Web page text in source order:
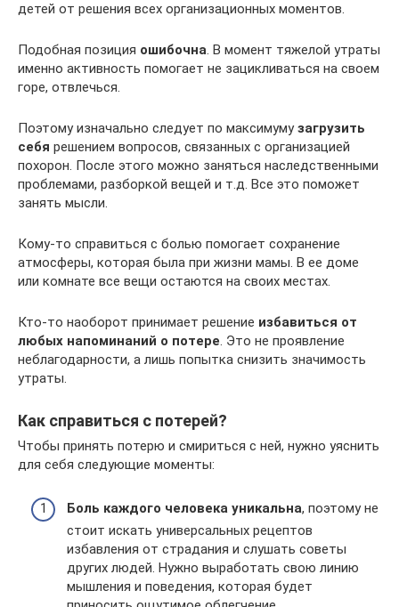
детей от решения всех организационных моментов.
Подобная позиция ошибочна. В момент тяжелой утраты
именно активность помогает не зацикливаться на своем
горе, отвлечься.
Поэтому изначально следует по максимумузагрузить
себя решением вопросов, связанных с организацией
похорон. После этого можно заняться наследственными
проблемами, разборкой вещей и т.д. Все это поможет
занять мысли.
Кому-то справиться с болью помогает сохранение
атмосферы, которая была при жизни мамы. В ее доме
или комнате все вещи остаются на своих местах.
Кто-то наоборот принимает решение избавиться от
любых напоминаний о потере. Это не проявление
неблагодарности, а лишь попытка снизить значимость
утраты.
Как справиться с потерей?
Чтобы принять потерю и смириться с ней, нужно уяснить
для себя следующие моменты:
Боль каждого человека уникальна, поэтому не
стоит искать универсальных рецептов
избавления от страдания и слушать советы
других людей. Нужно выработать свою линию
мышления и поведения, которая будет